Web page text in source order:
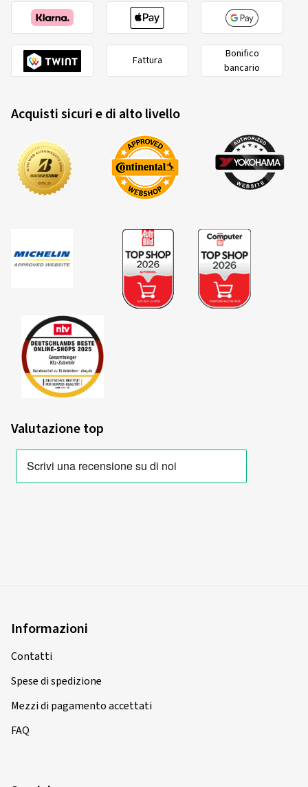
Fattura
Bonifico
bancario
Acquisti sicuri e di alto livello
Valutazione top
Informazioni
Contatti
Spese di spedizione
Mezzi di pagamento accettati
FAQ